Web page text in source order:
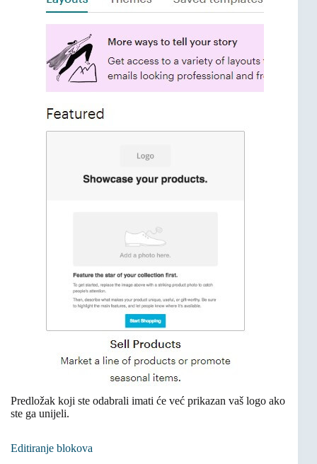
Predložak koji ste odabrali imati će već prikazan vaš logo ako
ste ga unijeli.
Editiranje blokova